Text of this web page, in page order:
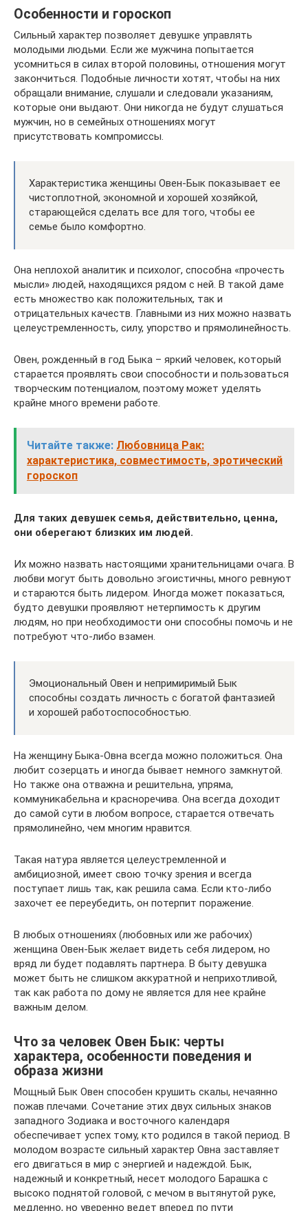
Особенности и гороскоп
Сильный характер позволяет девушке управлять
молодыми людьми. Если же мужчина попытается
усомниться в силах второй половины, отношения могут
закончиться. Подобные личности хотят, чтобы на них
обращали внимание, слушали и следовали указаниям,
которые они выдают. Они никогда не будут слушаться
мужчин, но в семейных отношениях могут
присутствовать компромиссы.
Характеристика женщины Овен-Бык показывает ее
чистоплотной, экономной и хорошей хозяйкой,
старающейся сделать все для того, чтобы ее
семье было комфортно.
Она неплохой аналитик и психолог, способна «прочесть
мысли» людей, находящихся рядом с ней. В такой даме
есть множество как положительных, так и
отрицательных качеств. Главными из них можно назвать
целеустремленность, силу, упорство и прямолинейность.
Овен, рожденный в год Быка – яркий человек, который
старается проявлять свои способности и пользоваться
творческим потенциалом, поэтому может уделять
крайне много времени работе.
Читайте также: Любовница Рак:
характеристика, совместимость, эротический
гороскоп
Для таких девушек семья, действительно, ценна,
они оберегают близких им людей.
Их можно назвать настоящими хранительницами очага. В
любви могут быть довольно эгоистичны, много ревнуют
и стараются быть лидером. Иногда может показаться,
будто девушки проявляют нетерпимость к другим
людям, но при необходимости они способны помочь и не
потребуют что-либо взамен.
Эмоциональный Овен и непримиримый Бык
способны создать личность с богатой фантазией
и хорошей работоспособностью.
На женщину Быка-Овна всегда можно положиться. Она
любит созерцать и иногда бывает немного замкнутой.
Но также она отважна и решительна, упряма,
коммуникабельна и красноречива. Она всегда доходит
до самой сути в любом вопросе, старается отвечать
прямолинейно, чем многим нравится.
Такая натура является целеустремленной и
амбициозной, имеет свою точку зрения и всегда
поступает лишь так, как решила сама. Если кто-либо
захочет ее переубедить, он потерпит поражение.
В любых отношениях (любовных или же рабочих)
женщина Овен-Бык желает видеть себя лидером, но
вряд ли будет подавлять партнера. В быту девушка
может быть не слишком аккуратной и неприхотливой,
так как работа по дому не является для нее крайне
важным делом.
Что за человек Овен Бык: черты
характера, особенности поведения и
образа жизни
Мощный Бык Овен способен крушить скалы, нечаянно
пожав плечами. Сочетание этих двух сильных знаков
западного Зодиака и восточного календаря
обеспечивает успех тому, кто родился в такой период. В
молодом возрасте сильный характер Овна заставляет
его двигаться в мир с энергией и надеждой. Бык,
надежный и конкретный, несет молодого Барашка с
высоко поднятой головой, с мечом в вытянутой руке,
медленно, но уверенно ведет вперед по пути